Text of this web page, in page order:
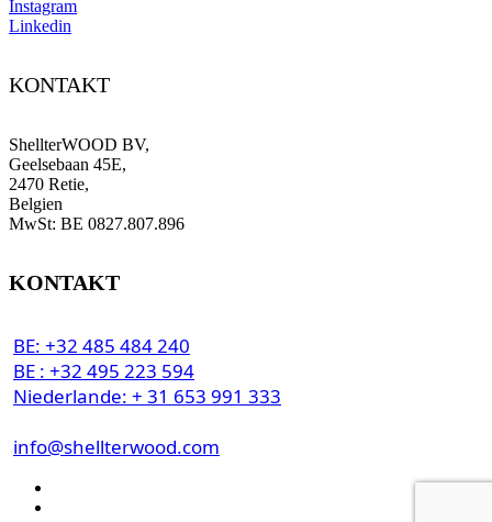
Instagram
Linkedin
KONTAKT
ShellterWOOD BV,
Geelsebaan 45E,
2470 Retie,
Belgien
MwSt: BE 0827.807.896
KONTAKT
BE: +32 485 484 240
BE : +32 495 223 594
Niederlande: + 31 653 991 333
info@shellterwood.com